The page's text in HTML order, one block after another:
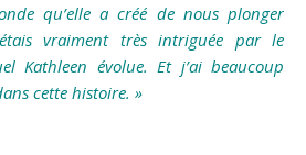
qu’elle a créé de nous plonger
vraiment très intriguée par le
Kathleen évolue. Et j’ai beaucoup
cette histoire. »